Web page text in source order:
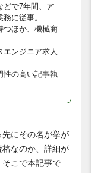
どで7年間、ア
に従事。
つほか、機械商
エンジニア求人
性の高い記事執
にその名が挙が
なのか、詳細が
こで本記事で